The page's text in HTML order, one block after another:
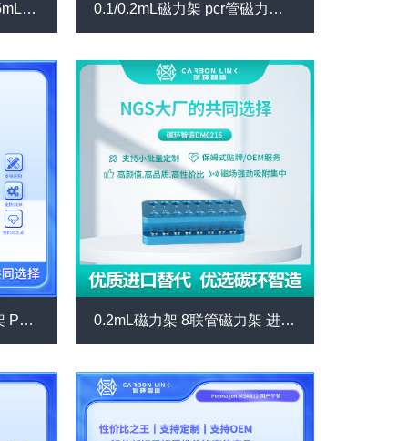
M020515 0.2/0.5/1.5/2/15mL多功能一体式磁力架 0.1/0.2mL磁力架 pcr管磁力架 八联管磁力架 进口平替碳环智造 实验室磁力架 强磁磁力架 （M0232）
0.2mL八连管 Pcr管磁力架 PCR板磁力架 进口平替碳环智造 强磁磁力架(Mag-96E) 0.2mL磁力架 8联管磁力架 进口平替碳环智造 PCR管磁力架 强磁磁力架（DM0216）